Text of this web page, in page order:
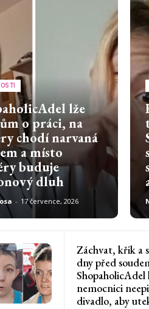
lže
o práci, na
chodí narvaná
a místo
buduje
dluh
- 17 července, 2026
Záchvat, křik a
dny před
ShopaholicAdel
nemocnici
divadlo, aby